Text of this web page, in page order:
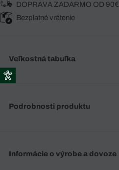
DOPRAVA ZADARMO OD 90€
Bezplatné vrátenie
Veľkostná tabuľka
Podrobnosti produktu
Informácie o výrobe a dovoze